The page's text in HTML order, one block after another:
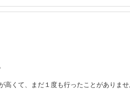
くて、まだ１度も行ったことがありませ